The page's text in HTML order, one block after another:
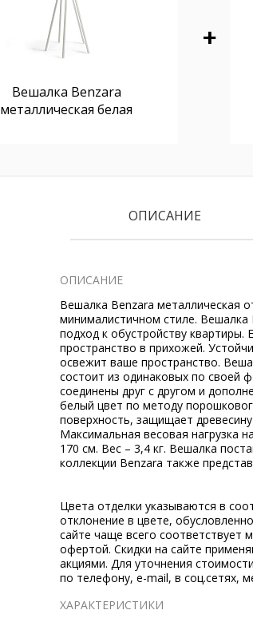
Вешалка Benzara
металлическая белая
ОПИСАНИЕ
ОПИСАНИЕ
Вешалка Benzara металлическая
минималистичном стиле.
подход к обустройству
пространство в прихожей.
освежит ваше пространство.
состоит из одинаковых по своей
соединены друг с другом и
белый цвет по методу
поверхность, защищает
Максимальная весовая нагрузка
170 см. Вес – 3,4 кг. Вешалка
коллекции Benzara также
Цвета отделки указываются в
отклонение в цвете,
сайте чаще всего соответствует
офертой. Скидки на сайте
акциями. Для уточнения
по телефону, e-mail, в соц.сетях,
ХАРАКТЕРИСТИКИ